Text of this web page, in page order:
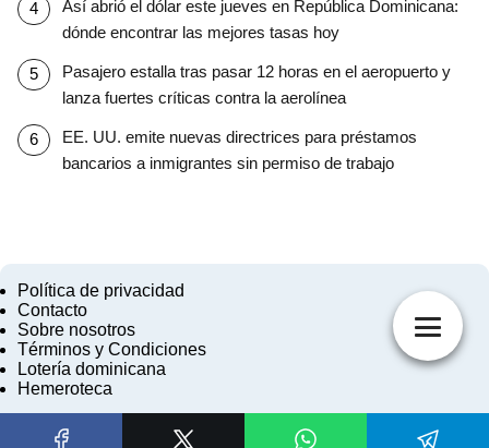
Así abrió el dólar este jueves en República Dominicana:
dónde encontrar las mejores tasas hoy
Pasajero estalla tras pasar 12 horas en el aeropuerto y
lanza fuertes críticas contra la aerolínea
EE. UU. emite nuevas directrices para préstamos
bancarios a inmigrantes sin permiso de trabajo
Política de privacidad
Contacto
Sobre nosotros
Términos y Condiciones
Lotería dominicana
Hemeroteca